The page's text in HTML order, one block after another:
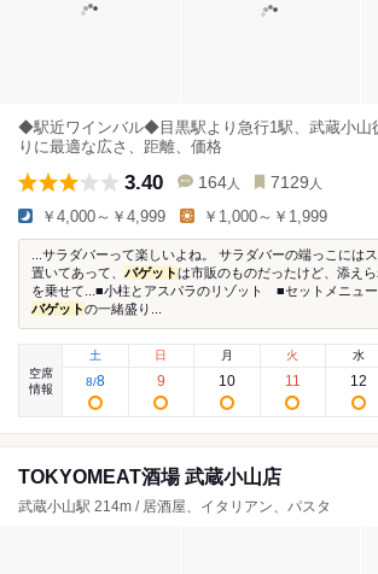
◆駅近ワインバル◆目黒駅より急行1駅、武蔵小山
りに最適な広さ、距離、価格
3.40 164 人 7129 人
￥4,000～￥4,999 ￥1,000～￥1,999
...サラダバーって楽しいよね。 サラダバーの端っこには
置いてあって、 バゲットは市販のものだったけど、添え
を乗せて...■小柱とアスパラのリゾット ■セットメニュー
バゲットの一緒盛り...
空席
情報
土
8/8
日
9
月
10
火
11
水
12
TOKYOMEAT酒場 武蔵小山店
武蔵小山駅 214m / 居酒屋、イタリアン、パスタ